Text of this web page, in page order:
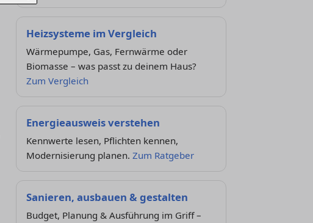
Heizsysteme im Vergleich
Wärmepumpe, Gas, Fernwärme oder
Biomasse – was passt zu deinem Haus?
Zum Vergleich
Energieausweis verstehen
Kennwerte lesen, Pflichten kennen,
Modernisierung planen. Zum Ratgeber
Sanieren, ausbauen & gestalten
Budget, Planung & Ausführung im Griff –